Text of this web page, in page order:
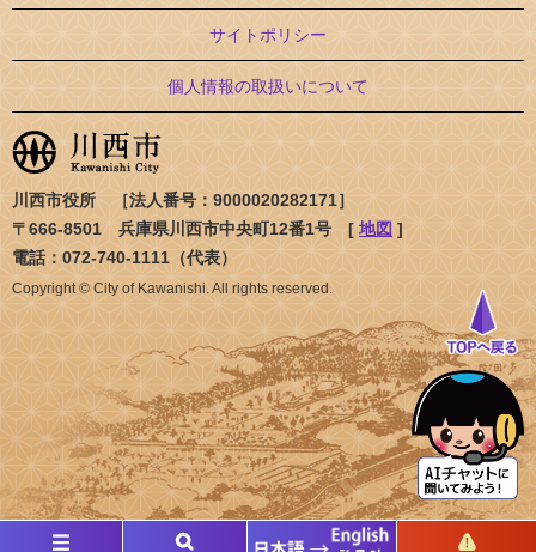
サイトポリシー
個人情報の取扱いについて
川西市役所 ［法人番号：9000020282171］
〒666-8501 兵庫県川西市中央町12番1号 [ 地図 ]
電話：072-740-1111（代表）
Copyright © City of Kawanishi. All rights reserved.